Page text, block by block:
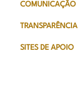
COMUNICAÇÃO
TRANSPARÊNCIA
SITES DE APOIO